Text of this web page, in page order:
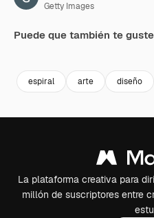
Getty Images
Puede que también te guste
espiral arte diseño
La plataforma creativa para
millón de suscriptores entre